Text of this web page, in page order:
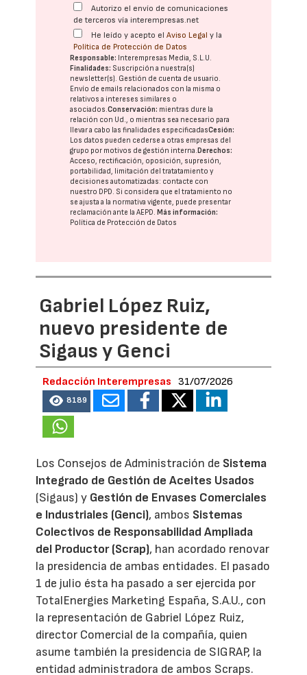
Autorizo el envío de comunicaciones
de terceros vía interempresas.net
He leído y acepto elAviso Legal y la
Política de Protección de Datos
Responsable: Interempresas Media, S.L.U.
Finalidades: Suscripción a nuestra(s)
newsletter(s). Gestión de cuenta de usuario.
Envío de emails relacionados con la misma o
relativos a intereses similares o
asociados.Conservación: mientras dure la
relación con Ud., o mientras sea necesario para
llevar a cabo las finalidades especificadasCesión:
Los datos pueden cederse a otras empresas del
grupo por motivos de gestión interna. Derechos:
Acceso, rectificación, oposición, supresión,
portabilidad, limitación del tratatamiento y
decisiones automatizadas: contacte con
nuestro DPD. Si considera que el tratamiento no
se ajusta a la normativa vigente, puede presentar
reclamación ante laAEPD. Más información:
Política de Protección de Datos
Gabriel López Ruiz,
nuevo presidente de
Sigaus y Genci
Redacción Interempresas 31/07/2026
8189
Los Consejos de Administración de Sistema
Integrado de Gestión de Aceites Usados
(Sigaus) y Gestión de Envases Comerciales
e Industriales (Genci), ambos Sistemas
Colectivos de Responsabilidad Ampliada
del Productor (Scrap), han acordado renovar
la presidencia de ambas entidades. El pasado
1 de julio ésta ha pasado a ser ejercida por
TotalEnergies Marketing España, S.A.U., con
la representación de Gabriel López Ruiz,
director Comercial de la compañía, quien
asume también la presidencia de SIGRAP, la
entidad administradora de ambos Scraps.